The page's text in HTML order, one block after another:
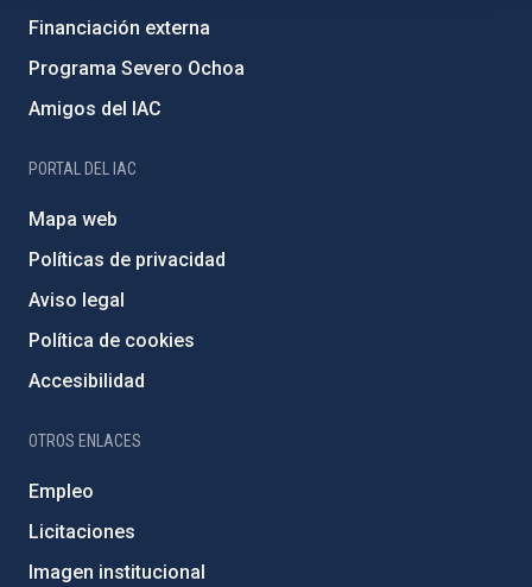
Financiación externa
Programa Severo Ochoa
Amigos del IAC
PORTAL DEL IAC
Mapa web
Políticas de privacidad
Aviso legal
Política de cookies
Accesibilidad
OTROS ENLACES
Empleo
Licitaciones
Imagen institucional